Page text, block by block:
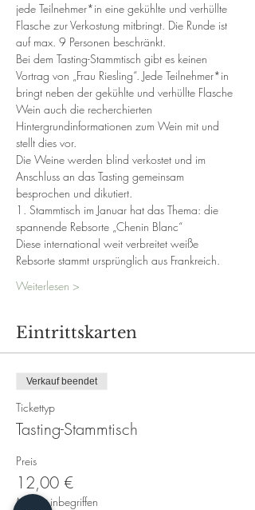
jede Teilnehmer*in eine gekühlte und verhüllte
Flasche zur Verkostung mitbringt. Die Runde ist
auf max. 9 Personen beschränkt.
Bei dem Tasting-Stammtisch gibt es keinen
Vortrag von „Frau Riesling“. Jede Teilnehmer*in
bringt neben der gekühlte und verhüllte Flasche
Wein auch die recherchierten
Hintergrundinformationen zum Wein mit und
stellt dies vor.
Die Weine werden blind verkostet und im
Anschluss an das Tasting gemeinsam
besprochen und dikutiert.
1. Stammtisch im Januar hat das Thema: die
spannende Rebsorte „Chenin Blanc“
Diese international weit verbreitet weiße
Rebsorte stammt ursprünglich aus Frankreich.
Weiterlesen >
Eintrittskarten
Verkauf beendet
Tickettyp
Tasting-Stammtisch
Preis
12,00 €
MwSt. inbegriffen